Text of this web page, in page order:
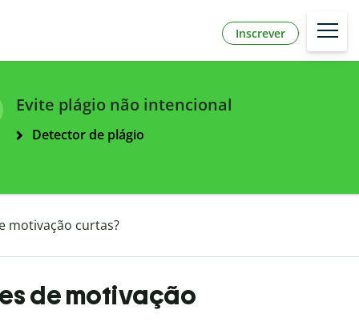
Inscrever
Evite plágio não intencional
Detector de plágio
motivação curtas?
de motivação